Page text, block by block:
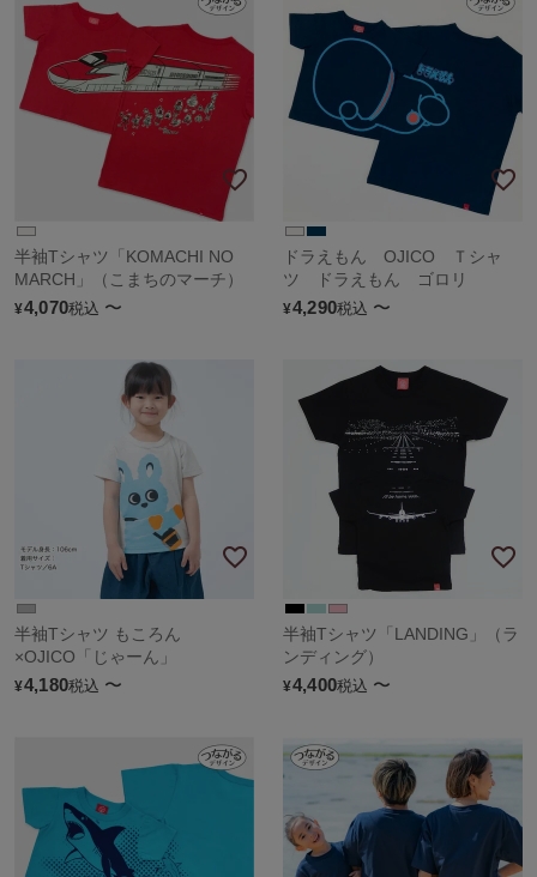
半袖Tシャツ「KOMACHI NO
MARCH」（こまちのマーチ）
¥4,070税込 〜
ドラえもん OJICO Ｔシャ
ツ ドラえもん ゴロリ
¥4,290税込 〜
半袖Tシャツ もころん
×OJICO「じゃーん」
¥4,180税込 〜
半袖Tシャツ「LANDING」（ラ
ンディング）
¥4,400税込 〜